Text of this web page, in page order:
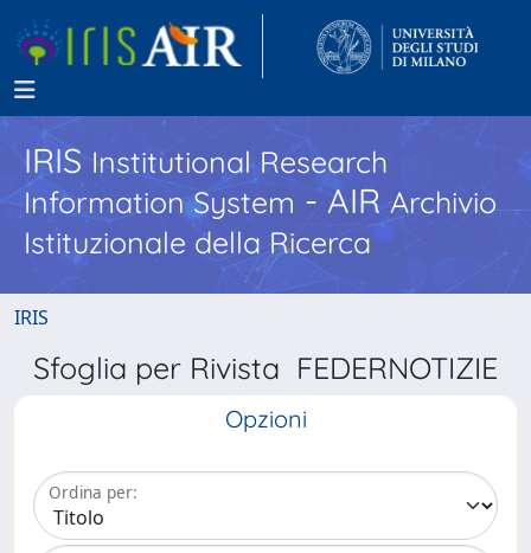
IRISInstitutional Research
Information System - AIR Archivio
Istituzionale della Ricerca
IRIS
Sfoglia per Rivista FEDERNOTIZIE
Opzioni
Ordina per: